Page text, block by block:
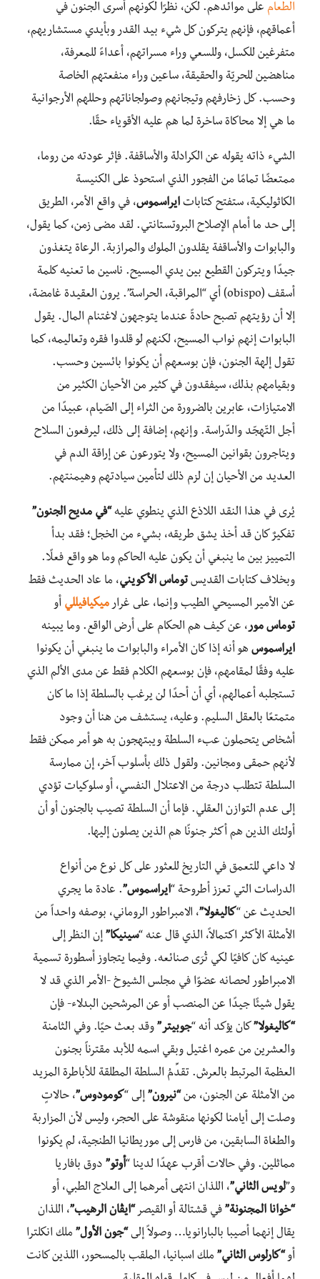
الطعام على موائدهم. لكن، نظرًا لكونهم أسرى الجنون في
أعماقهم، فإنهم يتركون كل شيء بيد القدر وبأيدي مستشاريهم،
متفرغين للكسل، وللسعي وراء مسراتهم، أعداءً للمعرفة،
مناهضين للحريّة والحقيقة، ساعين وراء منفعتهم الخاصة
وحسب. كل زخارفهم وتيجانهم وصولجاناتهم وحللهم الأرجوانية
ما هي إلا محاكاة ساخرة لما هم عليه الأقوياء حقًا.
الشيء ذاته يقوله عن الكرادلة والأساقفة. فإثر عودته من روما،
ممتعضًا تمامًا من الفجور الذي استحوذ على الكنيسة
الكاثوليكية، ستفتح كتابات ايراسموس، في واقع الأمر، الطريق
إلى حد ما أمام الإصلاح البروتستانتي. لقد مضى زمن، كما يقول،
والبابوات والأساقفة يقلدون الملوك والمرازبة. الرعاة يتغذون
جيدًا ويتركون القطيع بين يدي المسيح. ناسين ما تعنيه كلمة
أسقف (obispo) أي “المراقبة، الحراسة”. يرون العقيدة غامضة،
إلا أن رؤيتهم تصبح حادةً عندما يتوجهون لاغتنام المال. يقول
البابوات إنهم نواب المسيح، لكنهم لو قلدوا فقره وتعاليمه، كما
تقول إلهة الجنون، فإن بوسعهم أن يكونوا بائسين وحسب.
وبقيامهم بذلك، سيفقدون في كثير من الأحيان الكثير من
الامتيازات، عابرين بالضرورة من الثراء إلى الصّيام، عبيدًا من
أجل التّهجّد والدّراسة. وإنهم، إضافة إلى ذلك، ليرفعون السلاح
ويتاجرون بقوانين المسيح، ولا يتورعون عن إراقة الدم في
العديد من الأحيان إن لزم ذلك لتأمين سيادتهم وهيمنتهم.
يُرى في هذا النقد اللاذع الذي ينطوي عليه “في مديح الجنون”
تفكيرٌ كان قد أخذ يشق طريقه، بشيء من الخجل؛ فقد بدأ
التمييز بين ما ينبغي أن يكون عليه الحاكم وما هو واقع فعلًا.
وبخلاف كتابات القديستوماس الأكويني، ما عاد الحديث فقط
عن الأمير المسيحي الطيب وإنما، على غرار ميكيافيللي أو
توماس مور، عن كيف هم الحكام على أرض الواقع. وما يبينه
ايراسموس هو أنه إذا كان الأمراء والبابوات ما ينبغي أن يكونوا
عليه وفقًا لمقامهم، فإن بوسعهم الكلام فقط عن مدى الألم الذي
تستجلبه أعمالهم، أي أن أحدًا لن يرغب بالسلطة إذا ما كان
متمتعًا بالعقل السليم. وعليه، يستشف من هنا أن وجود
أشخاص يتحملون عبء السلطة ويبتهجون به هو أمر ممكن فقط
لأنهم حمقى ومجانين. ولقول ذلك بأسلوب آخر، إن ممارسة
السلطة تتطلب درجة من الاعتلال النفسي، أو سلوكيات تؤدي
إلى عدم التوازن العقلي. فإما أن السلطة تصيب بالجنون أو أن
أولئك الذين هم أكثر جنونًا هم الذين يصلون إليها.
لا داعي للتعمق في التاريخ للعثور على كل نوع من أنواع
الدراسات التي تعزز أطروحة “ايراسموس”. عادة ما يجري
الحديث عن “كاليغولا”، الامبراطور الروماني، بوصفه واحداً من
الأمثلة الأكثر اكتمالاً، الذي قال عنه “سينيكا” إن النظر إلى
عينيه كان كافيًا لكي تُرَى صنائعه. وفيما يتجاوز أسطورة تسمية
الامبراطور لحصانه عضوًا في مجلس الشيوخ -الأمر الذي قد لا
يقول شيئًا جيدًا عن المنصب أو عن المرشحين البدلاء- فإن
“كاليغولا” كان يؤكد أنه “جوبيتر” وقد بعث حيًا. وفي الثامنة
والعشرين من عمره اغتيل وبقي اسمه للأبد مقترناً بجنون
العظمة المرتبط بالعرش. تقدِّمُ السلطة المطلقة للأباطرة المزيد
من الأمثلة عن الجنون، من “نيرون” إلى “كومودوس”، حالاتٍ
وصلت إلى أيامنا لكونها منقوشة على الحجر، وليس لأن المزاربة
والطغاة السابقين، من فارس إلى موريطانيا الطنجية، لم يكونوا
مماثلين. وفي حالات أقرب عهدًا لدينا “أوتو” دوق بافاريا
و”لويس الثاني”، اللذان انتهى أمرهما إلى العلاج الطبي، أو
“خوانا المجنونة” في قشتالة أو القيصر “ايڤان الرهيب”، اللذان
يقال إنهما أصيبا بالبارانويا… وصولاً إلى “جون الأول” ملك انكلترا
أو “كارلوس الثاني” ملك اسبانيا، الملقب بالمسحور، اللذين كانت